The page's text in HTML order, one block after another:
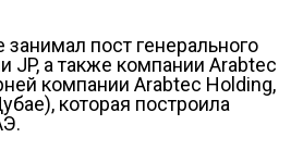
пост генерального
JP, а также компании Arabtec
компании Arabtec Holding,
которая построила